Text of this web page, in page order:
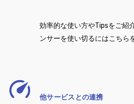
効率的な使い方やTipsをご紹
ンサーを使い切るにはこちら
他サービスとの連携